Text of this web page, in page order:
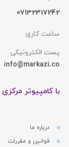
07132317242
ساعت کاری
پست الکترونیکی
info@markazi.co
با کامپیوتر مرکزی
درباره ما
قوانین و مقررات